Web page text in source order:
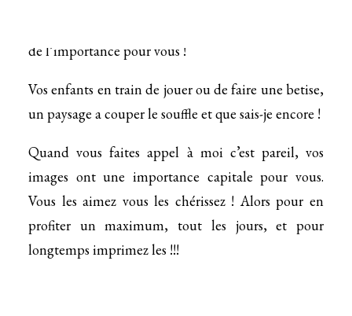
de l’importance pour vous !
Vos enfants en train de jouer ou de faire une betise,
un paysage a couper le souffle et que sais-je encore !
Quand vous faites appel à moi c’est pareil, vos
images ont une importance capitale pour vous.
Vous les aimez vous les chérissez ! Alors pour en
profiter un maximum, tout les jours, et pour
longtemps imprimez les !!!